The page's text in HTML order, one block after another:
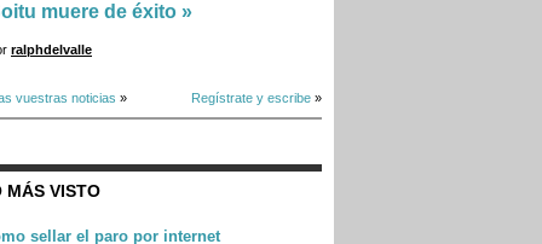
muere de éxito »
ralphdelvalle
vuestras noticias » Regístrate y escribe »
MÁS VISTO
sellar el paro por internet